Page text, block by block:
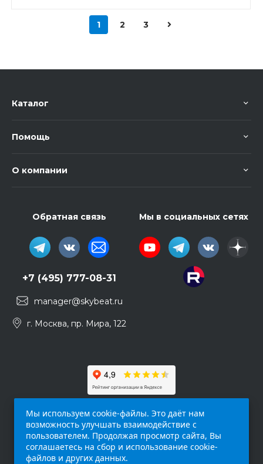
1 2 3
Каталог
Помощь
О компании
Обратная связь
+7 (495) 777-08-31
manager@skybeat.ru
г. Москва, пр. Мира, 122
Мы в социальных сетях
Мы используем cookie-файлы. Это даёт нам
возможность улучшать взаимодействие с
пользователем. Продолжая просмотр сайта, Вы
соглашаетесь на сбор и использование cookie-
файлов и других данных.